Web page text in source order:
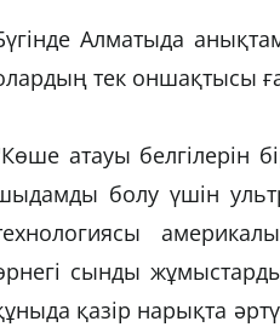
Алматыда
тек оншақтысы
атауы белгілерін
болу үшін
сынды
қазір нарықта